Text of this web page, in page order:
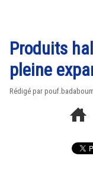
Produits
pleine
Rédigé par